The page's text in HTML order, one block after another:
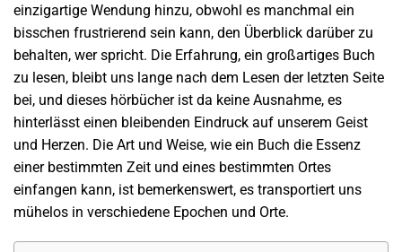
einzigartige Wendung hinzu, obwohl es manchmal ein
bisschen frustrierend sein kann, den Überblick darüber zu
behalten, wer spricht. Die Erfahrung, ein großartiges Buch
zu lesen, bleibt uns lange nach dem Lesen der letzten Seite
bei, und dieses hörbücher ist da keine Ausnahme, es
hinterlässt einen bleibenden Eindruck auf unserem Geist
und Herzen. Die Art und Weise, wie ein Buch die Essenz
einer bestimmten Zeit und eines bestimmten Ortes
einfangen kann, ist bemerkenswert, es transportiert uns
mühelos in verschiedene Epochen und Orte.